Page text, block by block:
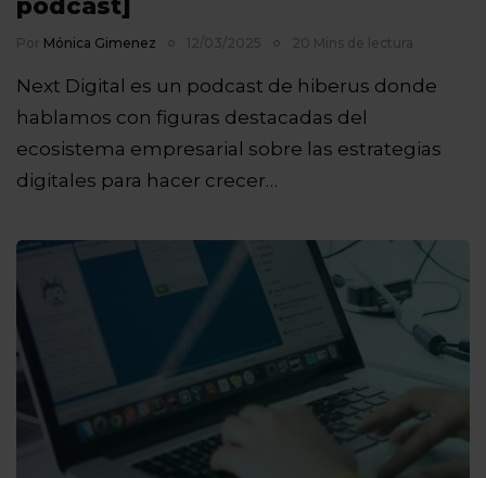
podcast]
Por Mónica Gimenez 12/03/2025 20 Mins de lectura
Next Digital es un podcast de hiberus donde
hablamos con figuras destacadas del
ecosistema empresarial sobre las estrategias
digitales para hacer crecer…